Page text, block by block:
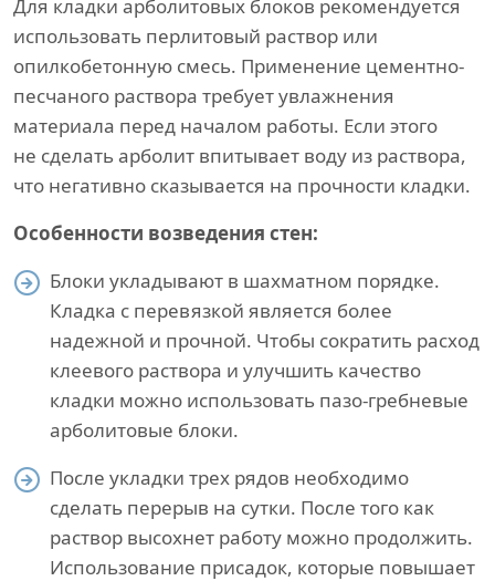
Для кладки арболитовых блоков рекомендуется
использовать перлитовый раствор или
опилкобетонную смесь. Применение цементно-
песчаного раствора требует увлажнения
материала перед началом работы. Если этого
не сделать арболит впитывает воду из раствора,
что негативно сказывается на прочности кладки.
Особенности возведения стен:
Блоки укладывают в шахматном порядке.
Кладка с перевязкой является более
надежной и прочной. Чтобы сократить расход
клеевого раствора и улучшить качество
кладки можно использовать пазо-гребневые
арболитовые блоки.
После укладки трех рядов необходимо
сделать перерыв на сутки. После того как
раствор высохнет работу можно продолжить.
Использование присадок, которые повышает